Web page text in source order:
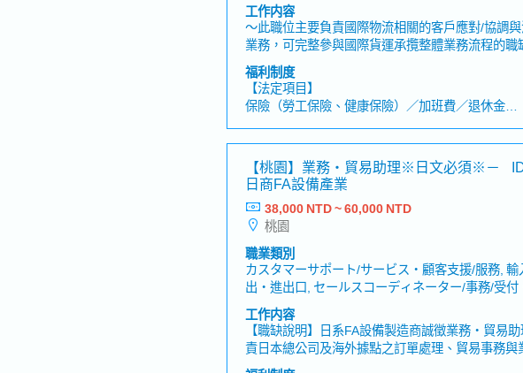
工作内容
～此職位主要負責國際物流相關的客戶應對/協調
業務，可完整參與國際貨運承攬整體業務流程的職
作內容】・國際物流相關之貨運承攬（Forwarding
與客戶之間的協商與溝通・與協力廠商（運輸公司
司）之間的協商與溝通・其他由主管指示之相關業
約1次，需配合中部或南部地區之過夜出差【企業的
力】・在具備超過50,000以上倉儲容量的大型國
累積職涯經驗・提供從倉儲保管、運輸配送到通關
服務，能夠系統性學習物流全流程知識
福利制度
【法定項目】
保險（勞工保險、健康保險）／加班費／退休金
陪產假、育嬰假）
【其他福利】
・獎金：過去實績2個月
・改善建議獎金
・喪喜金
・個人旅遊補助（春季、秋季）
・團體保險
・定期健康檢查
・健康促進計畫
・娛樂休閒（按摩、員工旅遊、團隊建設、福利委
動）
・資格取得補助
【桃園】業務・貿易助理※日文必須※－
日商FA設備產業
38,000 NTD ~ 60,000 NTD
桃園
職業類別
カスタマーサポート/サービス・顧客支援/服務, 輸
出・進出口, セールスコーディネーター/事務/受付
內勤/窗口
工作内容
【職缺說明】日系FA設備製造商誠徵業務・貿易
責日本總公司及海外據點之訂單處理、貿易事務與
援，可累積國際商務與跨國溝通經驗。【工作內容